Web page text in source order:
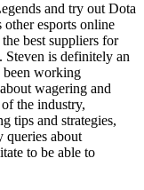
and try out Dota
esports online
best suppliers for
is definitely an
been working
wagering and
the industry,
tips and strategies,
queries about
to be able to